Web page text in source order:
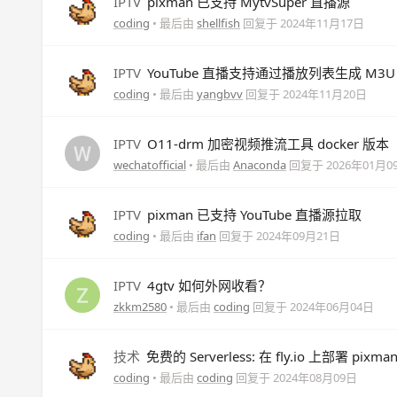
coding • 最后由 shellfish 回复于2024年11月17日
IPTV YouTube 直播支持通过播放列表生成 M3U
coding • 最后由 yangbvv 回复于2024年11月20日
IPTV O11-drm 加密视频推流工具 docker 版本
wechatofficial • 最后由 Anaconda 回复于2026年01月
IPTV pixman 已支持 YouTube 直播源拉取
coding • 最后由 ifan 回复于2024年09月21日
IPTV 4gtv 如何外网收看？
zkkm2580 • 最后由 coding 回复于2024年06月04日
技术 免费的 Serverless: 在 fly.io 上部署 pixman
coding • 最后由 coding 回复于2024年08月09日